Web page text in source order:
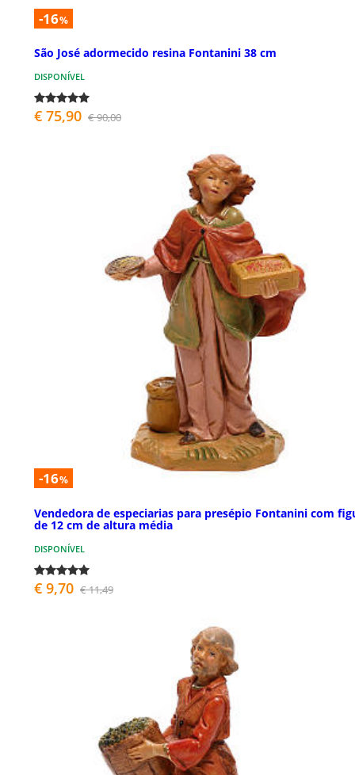
-16%
São José adormecido resina Fontanini 38 cm
DISPONÍVEL
€ 75,90 € 90,00
-16%
Vendedora de especiarias para presépio Fontanini com
de 12 cm de altura média
DISPONÍVEL
€ 9,70 € 11,49